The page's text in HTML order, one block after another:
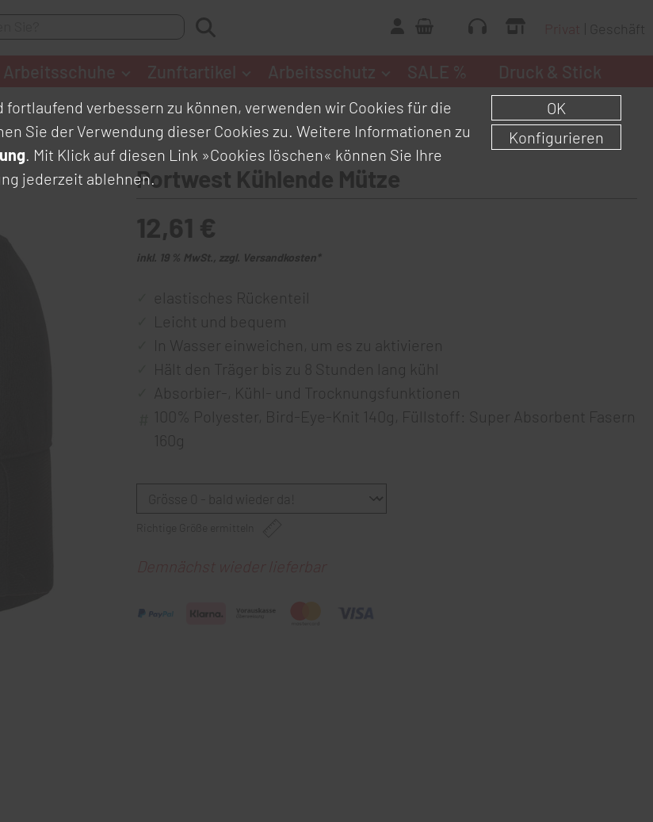
Geschäft
Portwest Kühlende Mütze
12,61 €
inkl. 19 % MwSt., zzgl. Versandkosten*
elastisches Rückenteil
Leicht und bequem
In Wasser einweichen, um es zu aktivieren
Hält den Träger bis zu 8 Stunden lang kühl
Absorbier-, Kühl- und Trocknungsfunktionen
100% Polyester, Bird-Eye-Knit 140g, Füllstoff: Super Absorbent Fasern
160g
verbessern zu können, verwenden wir Cookies für die
Sie der Verwendung dieser Cookies zu. Weitere Informationen zu
. Mit Klick auf diesen Link »Cookies löschen« können Sie Ihre
jederzeit ablehnen.
OK
Konfigurieren